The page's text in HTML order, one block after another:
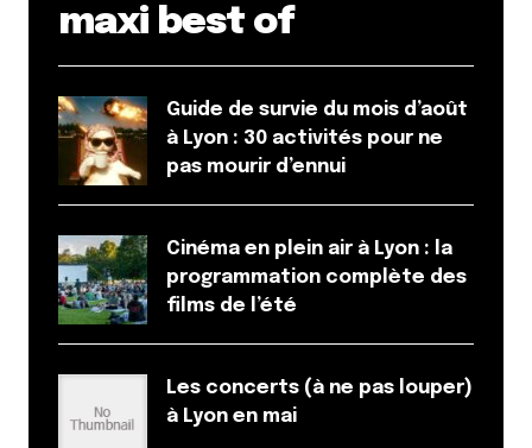
maxi best of
Guide de survie du mois d’août
à Lyon : 30 activités pour ne
pas mourir d’ennui
Cinéma en plein air à Lyon : la
programmation complète des
films de l’été
Les concerts (à ne pas louper)
à Lyon en mai